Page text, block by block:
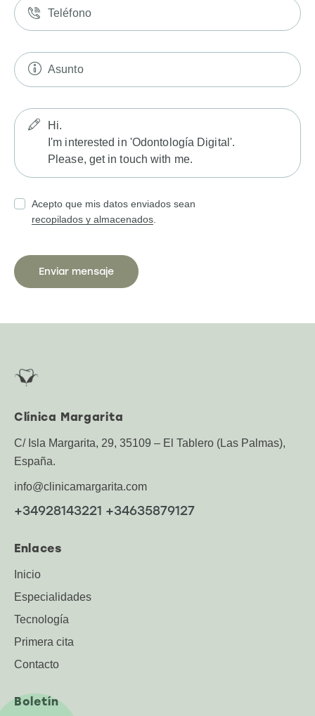
Acepto que mis datos enviados sean
recopilados y almacenados
Clínica Margarita
C/ Isla Margarita, 29, 35109 – El Tablero (Las Palmas),
España.
info@clinicamargarita.com
+34928143221 +34635879127
Enlaces
Inicio
Especialidades
Tecnología
Primera cita
Contacto
Boletín